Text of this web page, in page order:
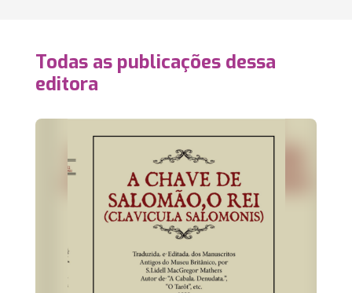
Todas as publicações dessa
editora